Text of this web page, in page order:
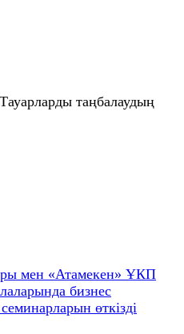
Тауарларды таңбалаудың
мен «Атамекен» ҰКП
бизнес
өткізді